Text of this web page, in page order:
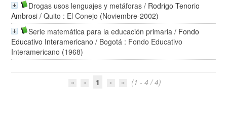
Drogas usos lenguajes y metáforas / Rodrigo Tenorio
Ambrosi / Quito : El Conejo (Noviembre-2002)
Serie matemática para la educación primaria / Fondo
Educativo Interamericano / Bogotá : Fondo Educativo
Interamericano (1968)
1 (1 - 4 / 4)